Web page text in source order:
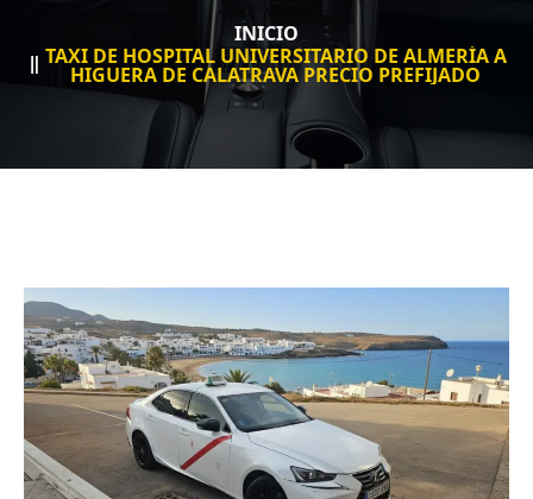
INICIO
TAXI DE HOSPITAL UNIVERSITARIO DE ALMERÍA A
HIGUERA DE CALATRAVA PRECIO PREFIJADO